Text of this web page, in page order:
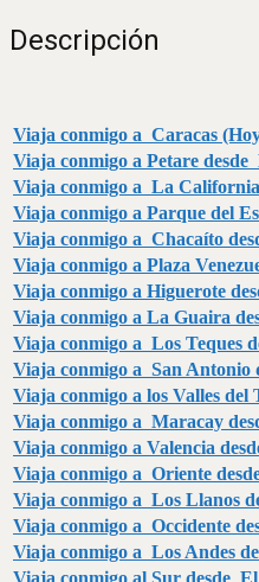
Descripción
Viaja conmigo a Caracas
Viaja conmigo a Petare
Viaja conmigo a La
Viaja conmigo a Parque del
Viaja conmigo a Chacaíto
Viaja conmigo a Plaza
Viaja conmigo a Higuerote
Viaja conmigo a La Guaira
Viaja conmigo a Los Teques
Viaja conmigo a San Antonio
Viaja conmigo a los Valles
Viaja conmigo a Maracay
Viaja conmigo a Valencia
Viaja conmigo a Oriente
Viaja conmigo a Los Llanos
Viaja conmigo a Occidente
Viaja conmigo a Los Andes
Viaja conmigo al Sur desde